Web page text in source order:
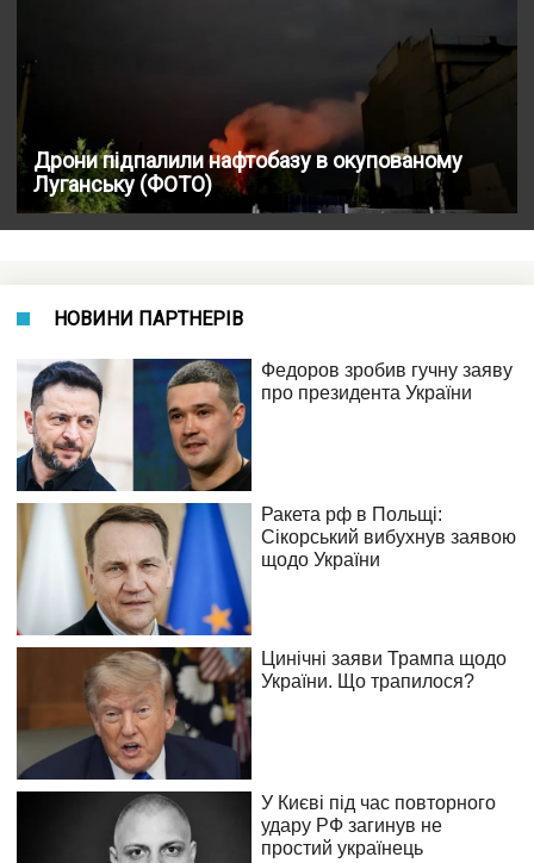
Дрони підпалили нафтобазу в окупованому
Луганську (ФОТО)
НОВИНИ ПАРТНЕРІВ